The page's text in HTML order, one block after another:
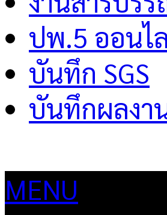
ปพ.5 ออนไ
บันทึก SGS
บันทึกผลงา
MENU